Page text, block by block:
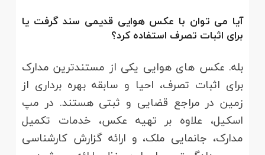
آیا می توان با عکس هوایی قدیمی سند گرفت یا
برای اثبات تصرف استفاده کرد؟
بله. عکس های هوایی یکی از مستندترین مدارک
برای اثبات تصرف، احیا و سابقه بهره برداری از
زمین در مراجع قضایی و ثبتی هستند. در مپ
اسکیل، علاوه بر تهیه عکس، خدمات تکمیل
مدارک، جانمایی ملک، و ارائه گزارش کارشناسی